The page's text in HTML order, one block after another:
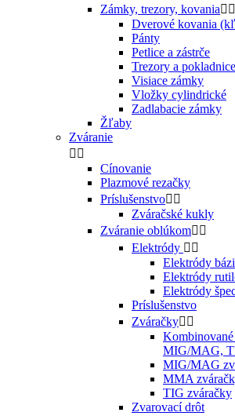
Zámky, trezory, kovania 
Dverové kovania
Pánty
Petlice a zástrče
Trezory a pokladnice
Visiace zámky
Vložky cylindrické
Zadlabacie zámky
Žľaby
Zváranie
 
Cínovanie
Plazmové rezačky
Príslušenstvo 
Zváračské kukly
Zváranie oblúkom 
Elektródy  
Elektródy
Elektródy
Elektródy
Príslušenstvo
Zváračky 
MIG/MAG,
MIG/MAG
MMA
TIG zváračky
Zvarovací drôt